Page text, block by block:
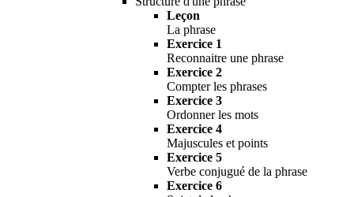
Leçon
La phrase
Exercice 1
Reconnaitre une phrase
Exercice 2
Compter les phrases
Exercice 3
Ordonner les mots
Exercice 4
Majuscules et points
Exercice 5
Verbe conjugué de la phrase
Exercice 6